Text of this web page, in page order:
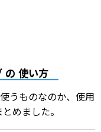
の 使い方
うものなのか、使用
めました。